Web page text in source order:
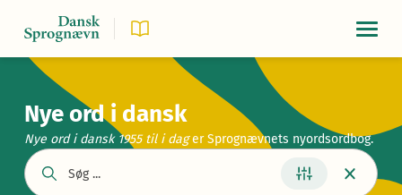
Nye ord i dansk
Nye ord i dansk 1955 til i dager Sprognævnets nyordsordbog.